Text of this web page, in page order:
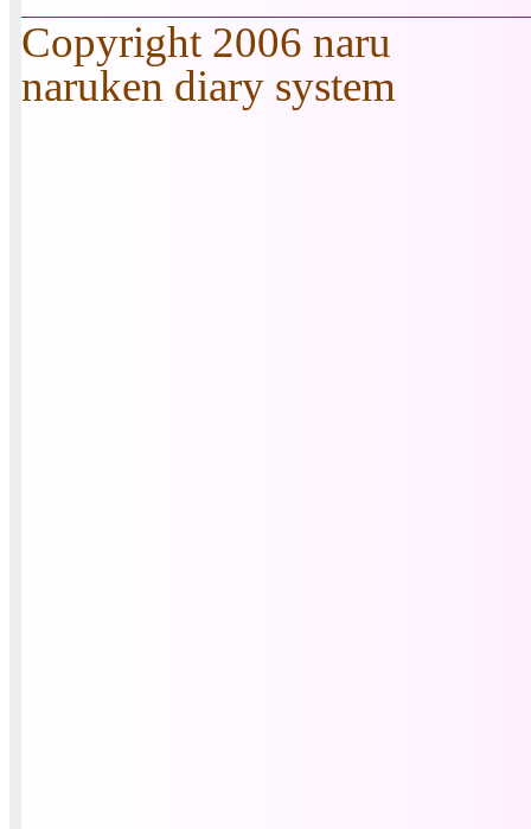
Copyright 2006 naru
naruken diary system